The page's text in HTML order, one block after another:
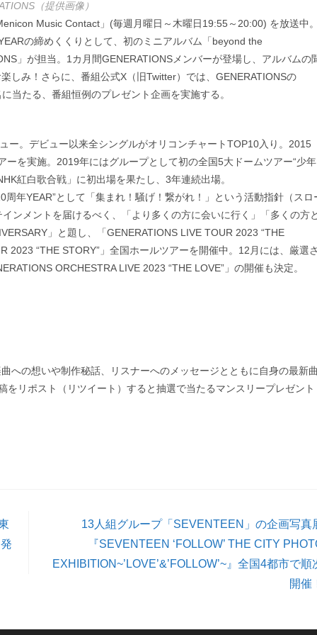
（提供画像）
Music Contact」(毎週月曜日～木曜日19:55～20:00) を放送中。
の締めくくりとして、初のミニアルバム「beyond the
」が担当。1カ月間GENERATIONSメンバーが登場し、アルバムの
しみ！さらに、番組公式X（旧Twitter）では、GENERATIONSの
当たる、番組恒例のプレゼント企画を実施する。
ー。デビュー以来全シングルがオリコンチャートTOP10入り。2015
を実施。2019年にはグループとして初の全国5大ドームツアー“少年
紅白歌合戦」に初出場を果たし、3年連続出場。
年YEAR”として「集まれ！騒げ！繋がれ！」という活動指針（スロ
ンメントを届けるべく、「より多くの方に会いに行く」「多くの方と
」と題し、「GENERATIONS LIVE TOUR 2023 “THE
2023 “THE STORY”」全国ホールツアーを開催中。12月には、厳選さ
ORCHESTRA LIVE 2023 “THE LOVE”」の開催も決定。
の想いや制作秘話、リスナーへのメッセージとともに自身の最新曲
リポスト（リツイート）すると抽選で当たるマンスリープレゼント
13人組グループ「SEVENTEEN」の企画写真
『SEVENTEEN ‘FOLLOW’ THE CITY
EXHIBITION~’LOVE’&’FOLLOW’~』全国4都市で順
開催